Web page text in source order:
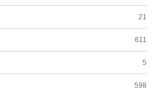
21
611
5
598